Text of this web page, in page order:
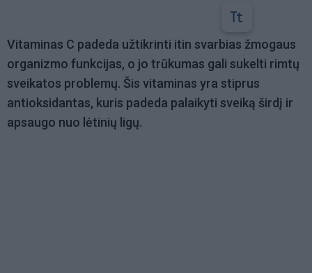
Vitaminas C padeda užtikrinti itin svarbias žmogaus
organizmo funkcijas, o jo trūkumas gali sukelti rimtų
sveikatos problemų. Šis vitaminas yra stiprus
antioksidantas, kuris padeda palaikyti sveiką širdį ir
apsaugo nuo lėtinių ligų.